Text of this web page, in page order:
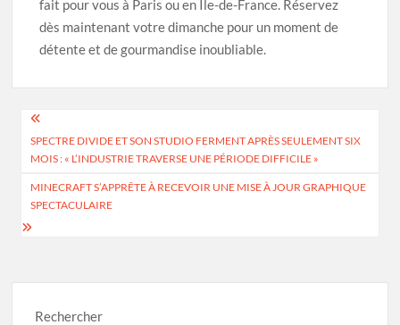
fait pour vous à Paris ou en Île-de-France. Réservez
dès maintenant votre dimanche pour un moment de
détente et de gourmandise inoubliable.
Navigation
de
l’article
SPECTRE DIVIDE ET SON STUDIO FERMENT APRÈS SEULEMENT SIX
MOIS : « L’INDUSTRIE TRAVERSE UNE PÉRIODE DIFFICILE »
MINECRAFT S’APPRÊTE À RECEVOIR UNE MISE À JOUR GRAPHIQUE
SPECTACULAIRE
Rechercher